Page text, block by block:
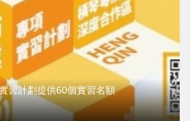
習計劃提供60個實習名額